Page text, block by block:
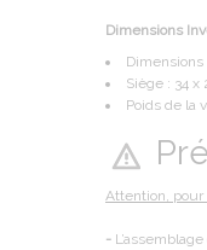
Dimensions
Dimensions
Siège : 34 x
Poids de la
Attention,
-